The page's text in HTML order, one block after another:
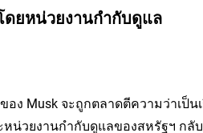
ดยหน่วยงานกำกับดูแล
อง Musk จะถูกตลาดตีความว่าเ
น่วยงานกำกับดูแลของสหรัฐฯ ก